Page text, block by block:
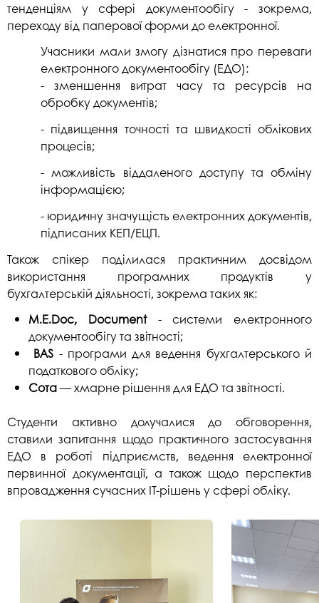
тенденціям у сфері документообігу - зокрема,
переходу від паперової форми до електронної.
Учасники мали змогу дізнатися про переваги
електронного документообігу (ЕДО):
- зменшення витрат часу та ресурсів на
обробку документів;
- підвищення точності та швидкості облікових
процесів;
- можливість віддаленого доступу та обміну
інформацією;
- юридичну значущість електронних документів,
підписаних КЕП/ЕЦП.
Також спікер поділилася практичним досвідом
використання програмних продуктів у
бухгалтерській діяльності, зокрема таких як:
M.E.Doc, Document- системи електронного
документообігу та звітності;
BAS - програми для ведення бухгалтерського й
податкового обліку;
Сота— хмарне рішення для ЕДО та звітності.
Студенти активно долучалися до обговорення,
ставили запитання щодо практичного застосування
ЕДО в роботі підприємств, ведення електронної
первинної документації, а також щодо перспектив
впровадження сучасних ІТ-рішень у сфері обліку.